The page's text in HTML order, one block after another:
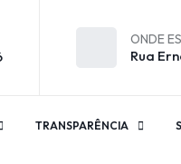
ONDE
Rua
TRANSPARÊNCIA